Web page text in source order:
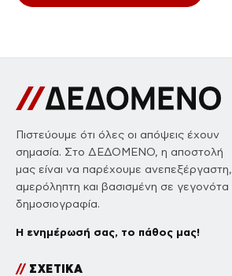
Πιστεύουμε ότι όλες οι απόψεις έχουν
σημασία. Στο ΔΕΔΟΜΕΝΟ, η αποστολή
μας είναι να παρέχουμε ανεπεξέργαστη,
αμερόληπτη και βασισμένη σε γεγονότα
δημοσιογραφία.
Η ενημέρωσή σας, το πάθος μας!
//ΣΧΕΤΙΚΑ